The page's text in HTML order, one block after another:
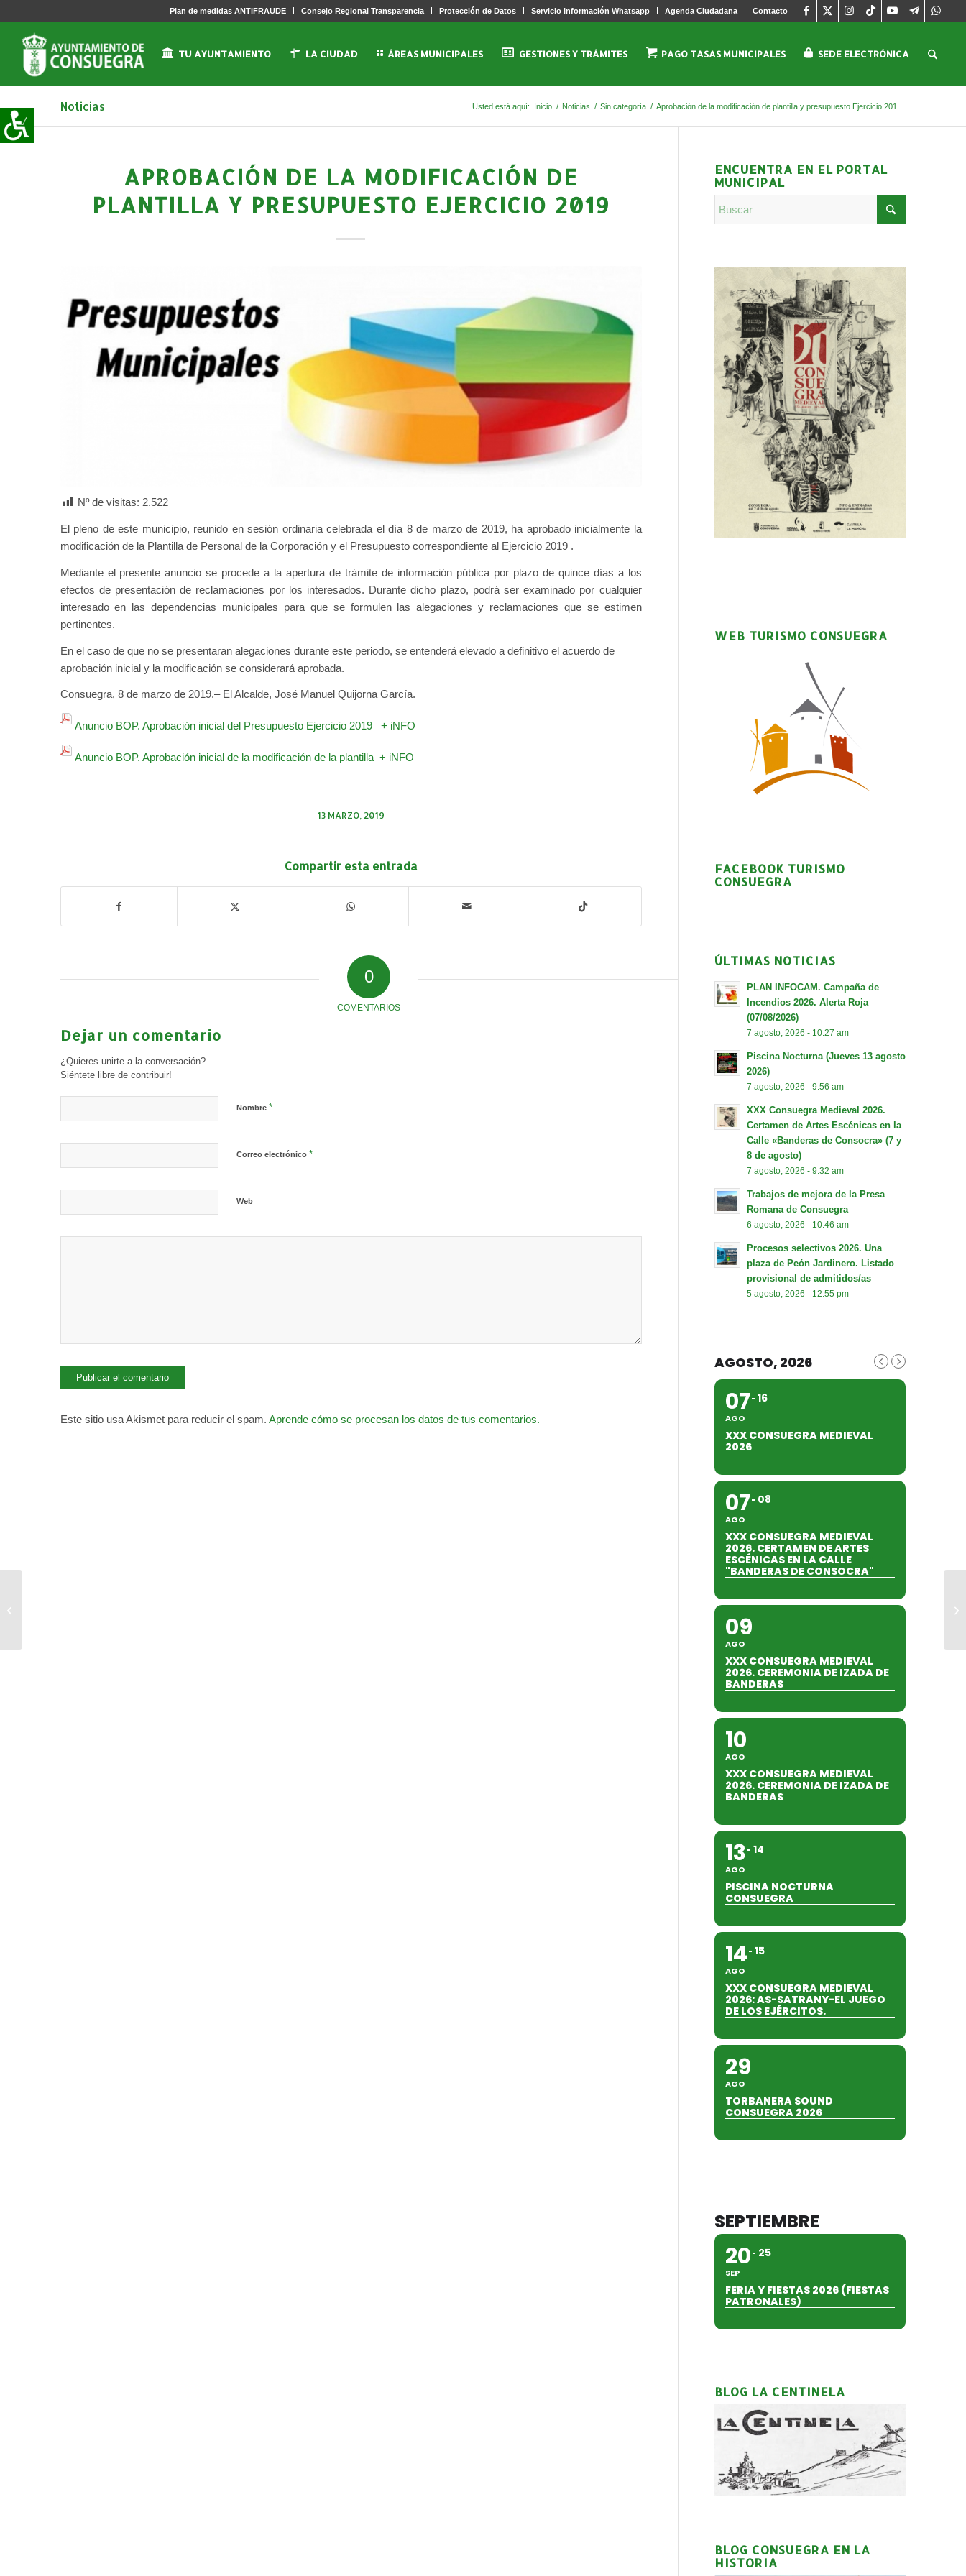
Plan de medidas ANTIFRAUDE Consejo Regional Transparencia Protección de Datos Servicio Información Whatsapp Agenda Ciudadana Contacto
TU AYUNTAMIENTO LA CIUDAD ÁREAS MUNICIPALES GESTIONES Y TRÁMITES PAGO TASAS MUNICIPALES SEDE ELECTRÓNICA
Noticias Usted está aquí: Inicio / Noticias / Sin categoría / Aprobación de la modificación de plantilla y presupuesto Ejercicio 201...
APROBACIÓN DE LA MODIFICACIÓN DE
PLANTILLA Y PRESUPUESTO EJERCICIO 2019
Nº de visitas: 2.522
El pleno de este municipio, reunido en sesión ordinaria celebrada el día 8 de marzo de 2019, ha aprobado inicialmente la
modificación de la Plantilla de Personal de la Corporación y el Presupuesto correspondiente al Ejercicio 2019 .
Mediante el presente anuncio se procede a la apertura de trámite de información pública por plazo de quince días a los
efectos de presentación de reclamaciones por los interesados. Durante dicho plazo, podrá ser examinado por cualquier
interesado en las dependencias municipales para que se formulen las alegaciones y reclamaciones que se estimen
pertinentes.
En el caso de que no se presentaran alegaciones durante este periodo, se entenderá elevado a definitivo el acuerdo de
aprobación inicial y la modificación se considerará aprobada.
Consuegra, 8 de marzo de 2019.– El Alcalde, José Manuel Quijorna García.
Anuncio BOP. Aprobación inicial del Presupuesto Ejercicio 2019 + iNFO
Anuncio BOP. Aprobación inicial de la modificación de la plantilla + iNFO
13 MARZO, 2019
Compartir esta entrada
0
COMENTARIOS
Dejar un comentario
¿Quieres unirte a la conversación?
Siéntete libre de contribuir!
Nombre *
Correo electrónico *
Web
Este sitio usa Akismet para reducir el spam. Aprende cómo se procesan los datos de tus comentarios.
ENCUENTRA EN EL PORTAL
MUNICIPAL
WEB TURISMO CONSUEGRA
FACEBOOK TURISMO
CONSUEGRA
ÚLTIMAS NOTICIAS
PLAN INFOCAM. Campaña de
Incendios 2026. Alerta Roja
(07/08/2026)
7 agosto, 2026 - 10:27 am
Piscina Nocturna (Jueves 13 agosto
2026)
7 agosto, 2026 - 9:56 am
XXX Consuegra Medieval 2026.
Certamen de Artes Escénicas en la
Calle «Banderas de Consocra» (7 y
8 de agosto)
7 agosto, 2026 - 9:32 am
Trabajos de mejora de la Presa
Romana de Consuegra
6 agosto, 2026 - 10:46 am
Procesos selectivos 2026. Una
plaza de Peón Jardinero. Listado
provisional de admitidos/as
5 agosto, 2026 - 12:55 pm
AGOSTO, 2026
07
AGO
16
XXX CONSUEGRA MEDIEVAL
2026
07
AGO
08
XXX CONSUEGRA MEDIEVAL
2026. CERTAMEN DE ARTES
ESCÉNICAS EN LA CALLE
"BANDERAS DE CONSOCRA"
09
AGO
XXX CONSUEGRA MEDIEVAL
2026. CEREMONIA DE IZADA DE
BANDERAS
10
AGO
XXX CONSUEGRA MEDIEVAL
2026. CEREMONIA DE IZADA DE
BANDERAS
13
AGO
14
PISCINA NOCTURNA
CONSUEGRA
14
AGO
15
XXX CONSUEGRA MEDIEVAL
2026: AS-SATRANY-EL JUEGO
DE LOS EJÉRCITOS.
29
AGO
TORBANERA SOUND
CONSUEGRA 2026
SEPTIEMBRE
20
SEP
25
FERIA Y FIESTAS 2026 (FIESTAS
PATRONALES)
BLOG LA CENTINELA
BLOG CONSUEGRA EN LA
HISTORIA